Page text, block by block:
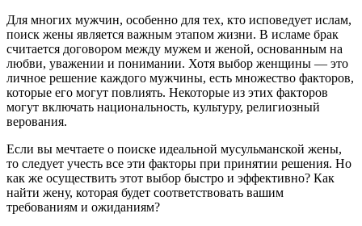
Для многих мужчин, особенно для тех, кто исповедует ислам,
поиск жены является важным этапом жизни. В исламе брак
считается договором между мужем и женой, основанным на
любви, уважении и понимании. Хотя выбор женщины — это
личное решение каждого мужчины, есть множество факторов,
которые его могут повлиять. Некоторые из этих факторов
могут включать национальность, культуру, религиозный
верования.
Если вы мечтаете о поиске идеальной мусульманской жены,
то следует учесть все эти факторы при принятии решения. Но
как же осуществить этот выбор быстро и эффективно? Как
найти жену, которая будет соответствовать вашим
требованиям и ожиданиям?